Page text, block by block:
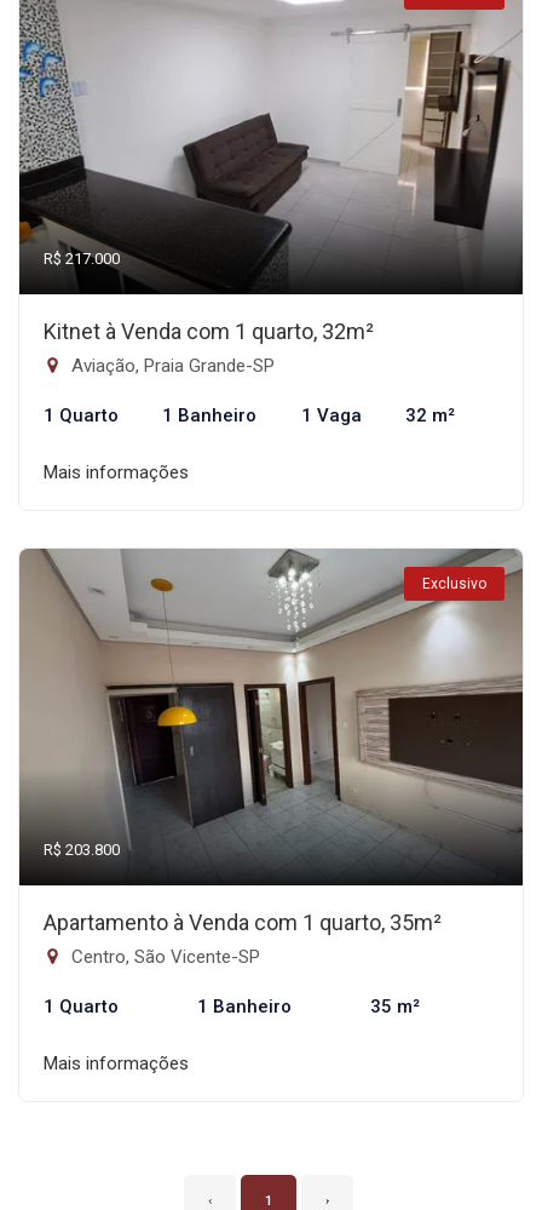
R$ 217.000
Kitnet à Venda com 1 quarto, 32m²
Aviação, Praia Grande-SP
1 Quarto 1 Banheiro 1 Vaga 32 m²
Mais informações
Exclusivo
R$ 203.800
Apartamento à Venda com 1 quarto, 35m²
Centro, São Vicente-SP
1 Quarto 1 Banheiro 35 m²
Mais informações
‹ 1 ›